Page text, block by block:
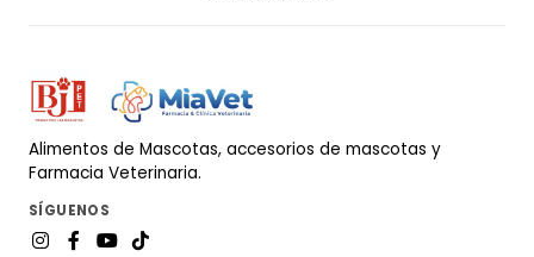
Alimentos de Mascotas, accesorios de mascotas y
Farmacia Veterinaria.
SÍGUENOS